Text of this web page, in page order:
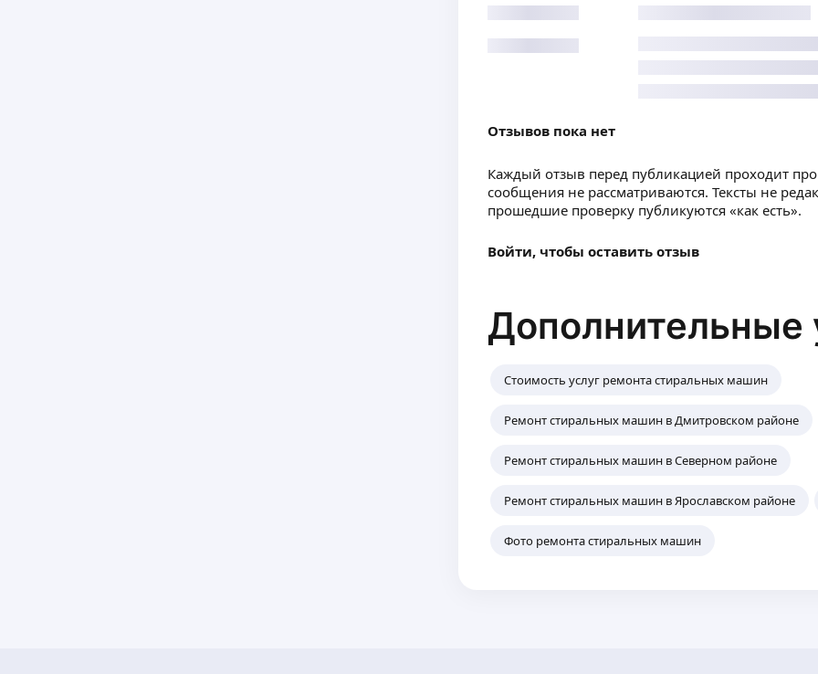
Отзывов пока нет
Каждый отзыв перед публикацией проходит
сообщения не рассматриваются. Тексты не
прошедшие проверку публикуются «как есть».
Войти, чтобы оставить отзыв
Дополнительные
Стоимость услуг ремонта стиральных машин
Ремонт стиральных машин в Дмитровском районе
Ремонт стиральных машин в Северном районе
Ремонт стиральных машин в Ярославском районе
Фото ремонта стиральных машин